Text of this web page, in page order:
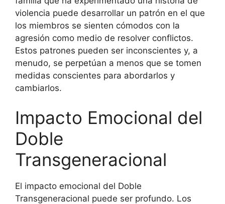
violencia puede desarrollar un patrón en el que
los miembros se sienten cómodos con la
agresión como medio de resolver conflictos.
Estos patrones pueden ser inconscientes y, a
menudo, se perpetúan a menos que se tomen
medidas conscientes para abordarlos y
cambiarlos.
Impacto Emocional del
Doble
Transgeneracional
El impacto emocional del Doble
Transgeneracional puede ser profundo. Los